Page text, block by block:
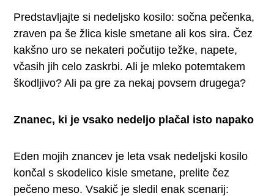
Predstavljajte si nedeljsko kosilo: sočna pečenka,
zraven pa še žlica kisle smetane ali kos sira. Čez
kakšno uro se nekateri počutijo težke, napete,
včasih jih celo zaskrbi. Ali je mleko potemtakem
škodljivo? Ali pa gre za nekaj povsem drugega?
Znanec, ki je vsako nedeljo plačal isto napako
Eden mojih znancev je leta vsak nedeljski kosilo
končal s skodelico kisle smetane, prelite čez
pečeno meso. Vsakič je sledil enak scenarij: